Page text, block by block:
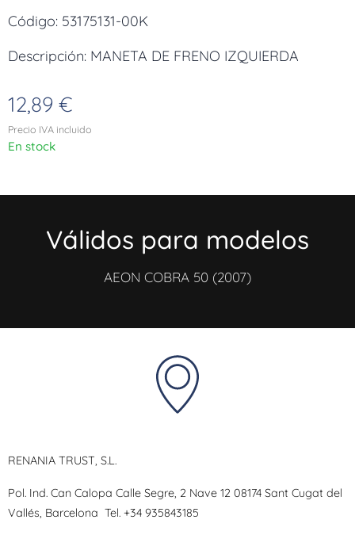
Código: 53175131-00K
Descripción: MANETA DE FRENO IZQUIERDA
12,89 €
Precio IVA incluido
En stock
Válidos para modelos
AEON COBRA 50 (2007)
RENANIA TRUST, S.L.
Pol. Ind. Can Calopa Calle Segre, 2 Nave 12 08174 Sant Cugat del
Vallés, Barcelona Tel. +34 935843185